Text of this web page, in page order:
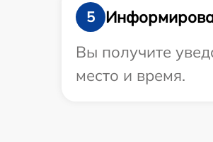
5
Вы получите
место и время.